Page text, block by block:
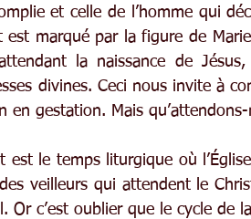
et celle de l’homme qui
est marqué par la figure de
la naissance de
divines. Ceci nous invite à
en gestation. Mais qu’attendons-
est le temps liturgique où
veilleurs qui attendent le
Or c’est oublier que le cycle de